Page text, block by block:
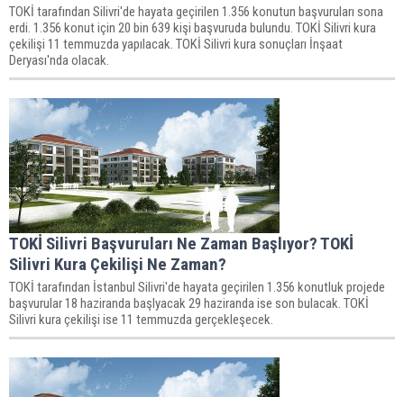
TOKİ tarafından Silivri'de hayata geçirilen 1.356 konutun başvuruları sona
erdi. 1.356 konut için 20 bin 639 kişi başvuruda bulundu. TOKİ Silivri kura
çekilişi 11 temmuzda yapılacak. TOKİ Silivri kura sonuçları İnşaat
Deryası'nda olacak.
TOKİ Silivri Başvuruları Ne Zaman Başlıyor? TOKİ
Silivri Kura Çekilişi Ne Zaman?
TOKİ tarafından İstanbul Silivri'de hayata geçirilen 1.356 konutluk projede
başvurular 18 haziranda başlyacak 29 haziranda ise son bulacak. TOKİ
Silivri kura çekilişi ise 11 temmuzda gerçekleşecek.